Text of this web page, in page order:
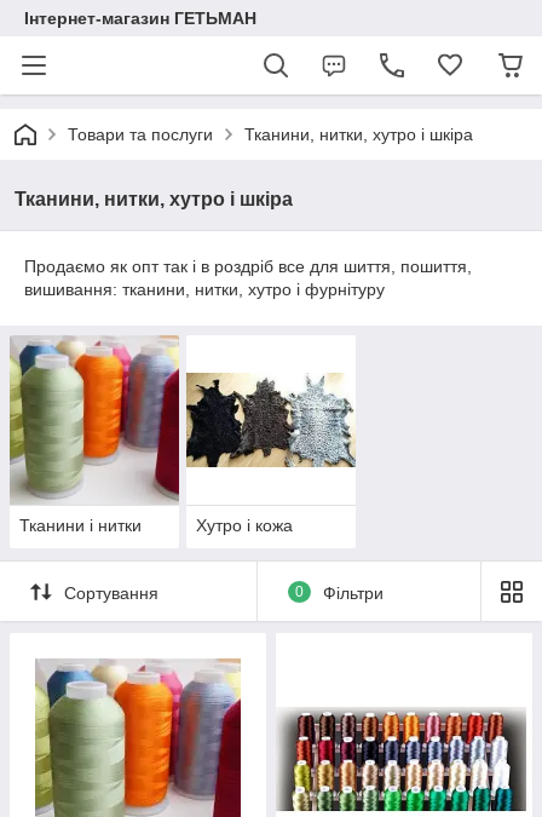
Інтернет-магазин ГЕТЬМАН
Товари та послуги Тканини, нитки, хутро і шкіра
Тканини, нитки, хутро і шкіра
Продаємо як опт так і в роздріб все для шиття, пошиття,
вишивання: тканини, нитки, хутро і фурнітуру
Тканини і нитки Хутро і кожа
Сортування 0 Фільтри